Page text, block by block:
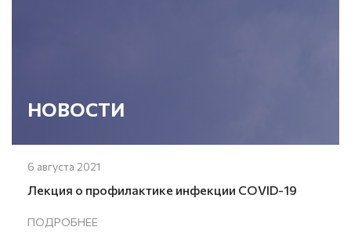
НОВОСТИ
6 августа 2021
Лекция о профилактике инфекции COVID-19
ПОДРОБНЕЕ